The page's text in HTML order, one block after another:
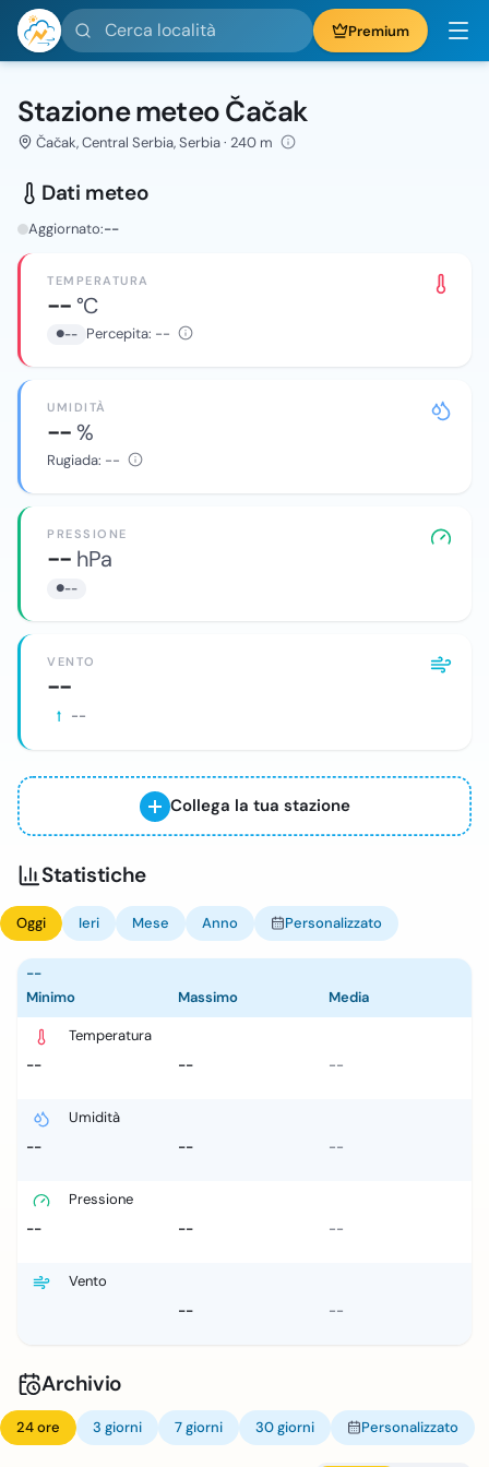
Cerca località Premium
Stazione meteo Čačak
Čačak, Central Serbia, Serbia · 240 m
Dati meteo
Aggiornato:--
TEMPERATURA
--°C
-- Percepita: --
UMIDITÀ
--%
Rugiada: --
PRESSIONE
-- hPa
--
VENTO
--
--
Collega la tua stazione
Statistiche
Oggi Ieri Mese Anno Personalizzato
--
Minimo
Massimo Media
Temperatura
--
-- --
Umidità
--
-- --
Pressione
--
-- --
Vento
--
--
Archivio
24 ore 3 giorni 7 giorni 30 giorni Personalizzato